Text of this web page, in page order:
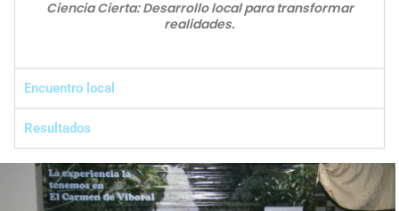
Ciencia Cierta: Desarrollo local para transformar
realidades.
Encuentro local
Resultados